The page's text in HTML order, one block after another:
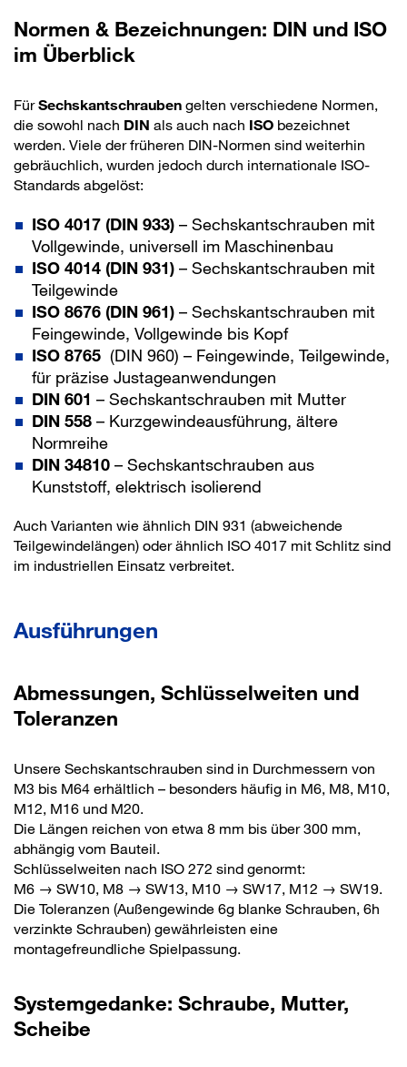
Normen & Bezeichnungen: DIN und ISO
im Überblick
FürSechskantschrauben gelten verschiedene Normen,
die sowohl nach DIN als auch nach ISO bezeichnet
werden. Viele der früheren DIN-Normen sind weiterhin
gebräuchlich, wurden jedoch durch internationale ISO-
Standards abgelöst:
ISO 4017 (DIN 933) – Sechskantschrauben mit
Vollgewinde, universell im Maschinenbau
ISO 4014 (DIN 931) – Sechskantschrauben mit
Teilgewinde
ISO 8676 (DIN 961) – Sechskantschrauben mit
Feingewinde, Vollgewinde bis Kopf
ISO 8765 (DIN 960) – Feingewinde, Teilgewinde,
für präzise Justageanwendungen
DIN 601 – Sechskantschrauben mit Mutter
DIN 558 – Kurzgewindeausführung, ältere
Normreihe
DIN 34810 – Sechskantschrauben aus
Kunststoff, elektrisch isolierend
Auch Varianten wie ähnlich DIN 931 (abweichende
Teilgewindelängen) oder ähnlich ISO 4017 mit Schlitz sind
im industriellen Einsatz verbreitet.
Ausführungen
Abmessungen, Schlüsselweiten und
Toleranzen
Unsere Sechskantschrauben sind in Durchmessern von
M3 bis M64 erhältlich – besonders häufig in M6, M8, M10,
M12, M16 und M20.
Die Längen reichen von etwa 8 mm bis über 300 mm,
abhängig vom Bauteil.
Schlüsselweiten nach ISO 272 sind genormt:
M6 → SW10, M8 → SW13, M10 → SW17, M12 → SW19.
Die Toleranzen (Außengewinde 6g blanke Schrauben, 6h
verzinkte Schrauben) gewährleisten eine
montagefreundliche Spielpassung.
Systemgedanke: Schraube, Mutter,
Scheibe